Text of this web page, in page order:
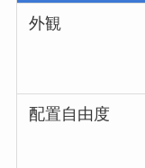
外観
配置自由度